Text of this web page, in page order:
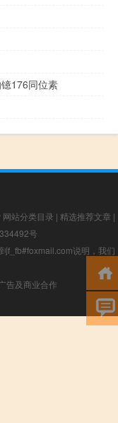
176同位素
网站分类目录 | 精选推荐文章 |
号
f_fb#foxmail.com说明，我们
告及商业合作